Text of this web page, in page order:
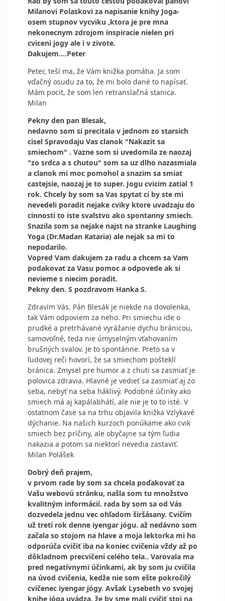
Milanovi Polaskovi za napisanie knihy Joga-
osem stupnov vycviku ,ktora je pre mna
nekonecnym zdrojom inspiracie nielen pri
cviceni jogy ale i v zivote.
Dakujem....Peter
Peter, teší ma, že Vám knižka pomáha. Ja som
vďačný osudu za to, že mi bolo dané to napísať.
Mám pocit, že som len retranslačná stanica.
Milan
Pekny den pan Blesak,
nedavno som si precitala v jednom zo starsich
cisel Spravodaju Vas clanok "Nakazit sa
smiechom" . Vazne som si uvedomila ze naozaj
"zo srdca a s chutou" som sa uz dlho nazasmiala
a clanok mi moc pomohol a snazim sa smiat
castejsie, naozaj je to super. Jogu cvicim zatial 1
rok. Chcely by som sa Vas spytat ci by ste mi
nevedeli poradit nejake cviky ktore uvadzaju do
cinnosti to iste svalstvo ako spontanny smiech.
Snazila som sa nejake najst na stranke Laughing
Yoga (Dr.Madan Kataria) ale nejak sa mi to
nepodarilo.
Vopred Vam dakujem za radu a chcem sa Vam
podakovat za Vasu pomoc a odpovede ak si
nevieme s niecim poradit.
Pekny den. S pozdravom Hanka S.
Zdravím Vás. Pán Blesák je niekde na dovolenka,
tak Vám odpoviem za neho. Pri smiechu ide o
prudké a pretrhávané vyrážanie dychu bránicou,
samovoľné, teda nie úmyselným vťahovaním
brušných svalov. Je to spontánne. Preto sa v
ľudovej reči hovorí, že sa smiechom pošteklí
bránica. Zmysel pre humor a z chuti sa zasmiať je
polovica zdravia. Hlavné je vedieť sa zasmiať aj zo
seba, nebyť na seba háklivý. Podobné účinky ako
smiech má aj kapálabhátí, ale nie je to to isté. V
ostatnom čase sa na trhu objavila knižka Vzlykavé
dýchanie. Na našich kurzoch ponúkame ako cvik
smiech bez príčiny, ale obyčajne sa tým ľudia
nakazia a potom sa niektorí nevedia zastaviť.
Milan Polášek
Dobrý deň prajem,
v prvom rade by som sa chcela poďakovať za
Vašu webovú stránku, našla som tu množstvo
kvalitným informácií. rada by som sa od Vás
dozvedela jednu vec ohľadom širšásany. Cvičím
už tretí rok denne iyengar jógu. až nedávno som
začala so stojom na hlave a moja lektorka mi ho
odporúča cvičiť iba na koniec cvičenia vždy až po
dôkladnom precvičení celého tela.. Varovala ma
pred negatívnymi účinkami, ak by som ju cvičila
na úvod cvičenia, kedže nie som ešte pokročilý
cvičenec iyengar jógy. Avšak Lysebeth vo svojej
knihe jóga uvádza, že by sme mali cvičiť stoj na